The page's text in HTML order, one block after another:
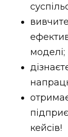
моделі;
кейсів!